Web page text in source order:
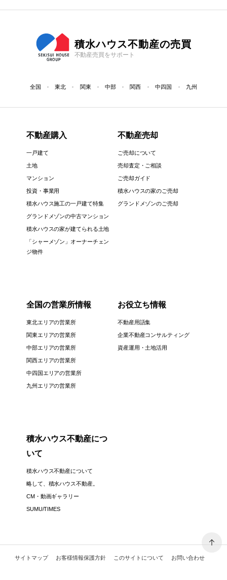
積水ハウス不動産の売買
不動産売買をサポート
全国 東北 関東 中部 関西 中四国 九州
不動産購入
一戸建て
土地
マンション
投資・事業用
積水ハウス施工の一戸建て特集
グランドメゾンの中古マンション
積水ハウスの家が建てられる土地
「シャーメゾン」オーナーチェン
ジ物件
不動産売却
ご売却について
売却査定・ご相談
ご売却ガイド
積水ハウスの家のご売却
グランドメゾンのご売却
全国の営業所情報
東北エリアの営業所
関東エリアの営業所
中部エリアの営業所
関西エリアの営業所
中四国エリアの営業所
九州エリアの営業所
お役立ち情報
不動産用語集
企業不動産コンサルティング
資産運用・土地活用
積水ハウス不動産につ
いて
積水ハウス不動産について
略して、積水ハウス不動産。
CM・動画ギャラリー
SUMU/TIMES
サイトマップ お客様情報保護方針 このサイトについて お問い合わせ